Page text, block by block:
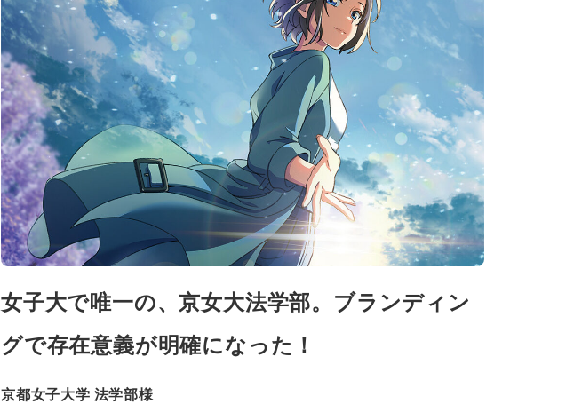
女子大で唯一の、京女大法学部。ブランディン
グで存在意義が明確になった！
京都女子大学 法学部様